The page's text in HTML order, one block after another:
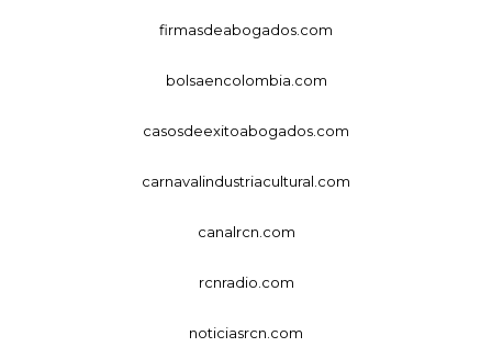
firmasdeabogados.com
bolsaencolombia.com
casosdeexitoabogados.com
carnavalindustriacultural.com
canalrcn.com
rcnradio.com
noticiasrcn.com